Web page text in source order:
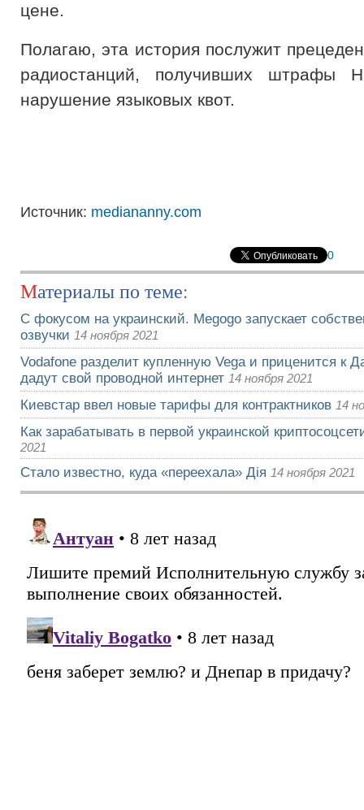
цене.
Полагаю, эта история послужит
радиостанций, получивших штрафы
нарушение языковых квот.
Источник: mediananny.com
0
Материалы по теме:
С фокусом на украинский. Megogo запускает
озвучки 14 ноября 2021
Vodafone разделит купленную Vega и приценится к
дадут свой проводной интернет 14 ноября 2021
Киевстар ввел новые тарифы для контрактников 14
Как зарабатывать в первой украинской
2021
Стало известно, куда «переехала» Дія 14 ноября 2021